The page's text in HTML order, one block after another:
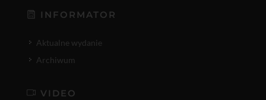
INFORMATOR
Aktualne wydanie
Archiwum
VIDEO